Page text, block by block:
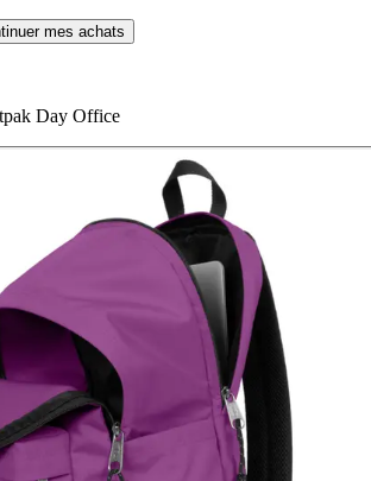
mes achats
Day Office